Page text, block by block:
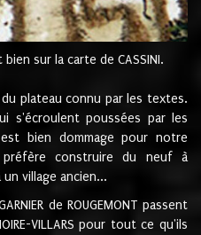
sur la carte de CASSINI.
plateau connu par les textes.
s'écroulent poussées par les
bien dommage pour notre
construire du neuf à
village ancien...
de ROUGEMONT passent
VILLARS pour tout ce qu'ils